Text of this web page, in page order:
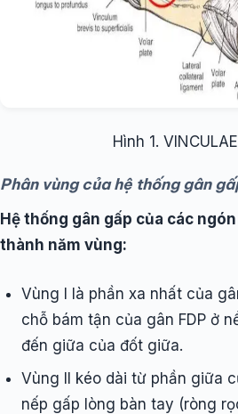
Hình 1. VINCULAE
Phân vùng của hệ thống gân
Hệ thống gân gấp của các
thành năm vùng:
Vùng I là phần xa nhất của
chỗ bám tận của gân FDP ở
đến giữa của đốt giữa.
Vùng II kéo dài từ phần giữa
nếp gấp lòng bàn tay (ròng